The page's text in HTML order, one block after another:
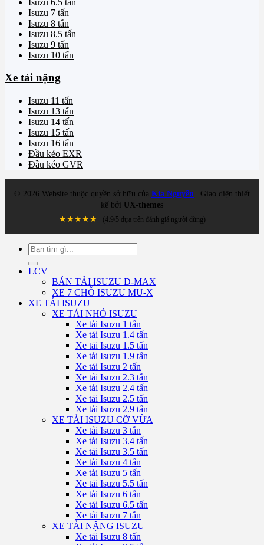
Isuzu 7 tấn
Isuzu 8 tấn
Isuzu 8.5 tấn
Isuzu 9 tấn
Isuzu 10 tấn
Xe tải nặng
Isuzu 11 tấn
Isuzu 13 tấn
Isuzu 14 tấn
Isuzu 15 tấn
Isuzu 16 tấn
Đầu kéo EXR
Đầu kéo GVR
© 2026 Website thuộc quyền sở hữu của Kia Nguyễn | Giao diện thiết
kế bởi UX-themes
★★★★★
(4.9/5 dựa trên đánh giá người dùng)
Tìm
kiếm:
LCV
BÁN TẢI ISUZU D-MAX
XE 7 CHỖ ISUZU MU-X
XE TẢI ISUZU
XE TẢI NHỎ ISUZU
Xe tải Isuzu 1 tấn
Xe tải Isuzu 1.4 tấn
Xe tải Isuzu 1.5 tấn
Xe tải Isuzu 1.9 tấn
Xe tải Isuzu 2 tấn
Xe tải Isuzu 2.3 tấn
Xe tải Isuzu 2.4 tấn
Xe tải Isuzu 2.5 tấn
Xe tải Isuzu 2.9 tấn
XE TẢI ISUZU CỠ VỪA
Xe tải Isuzu 3 tấn
Xe tải Isuzu 3.4 tấn
Xe tải Isuzu 3.5 tấn
Xe tải Isuzu 4 tấn
Xe tải Isuzu 5 tấn
Xe tải Isuzu 5.5 tấn
Xe tải Isuzu 6 tấn
Xe tải Isuzu 6.5 tấn
Xe tải Isuzu 7 tấn
XE TẢI NẶNG ISUZU
Xe tải Isuzu 8 tấn